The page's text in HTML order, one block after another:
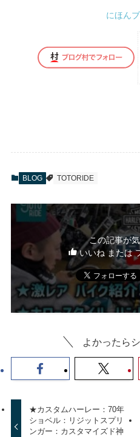
にほん
BLOG TOTORIDE
この記事が
いいね または
よかったら
★カスタムハーレー：70年
ショベル：リジットスプリ
ンガー：カスタマイズド神